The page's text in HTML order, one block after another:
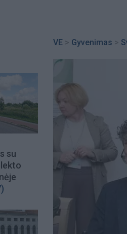
su
VE > Gyvenimas >